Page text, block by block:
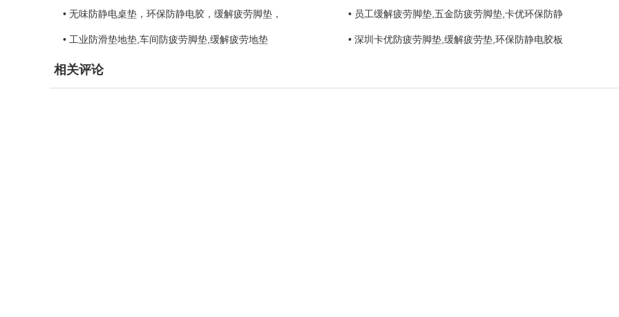
• 无味防静电桌垫，环保防静电胶，缓解疲劳脚垫， • 员工缓解疲劳脚垫,五金防疲劳脚垫,卡优环保防静
• 工业防滑垫地垫,车间防疲劳脚垫,缓解疲劳地垫 • 深圳卡优防疲劳脚垫,缓解疲劳垫,环保防静电胶板
相关评论